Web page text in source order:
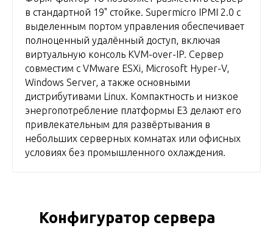
в стандартной 19" стойке. Supermicro IPMI 2.0 с
выделенным портом управления обеспечивает
полноценный удалённый доступ, включая
виртуальную консоль KVM-over-IP. Сервер
совместим с VMware ESXi, Microsoft Hyper-V,
Windows Server, а также основными
дистрибутивами Linux. Компактность и низкое
энергопотребление платформы E3 делают его
привлекательным для развёртывания в
небольших серверных комнатах или офисных
условиях без промышленного охлаждения.
Конфигуратор сервера